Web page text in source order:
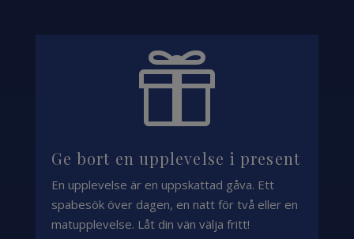

Ge bort en upplevelse i present
En upplevelse är en uppskattad gåva. Ett
spabesök över dagen, en natt för två eller en
matupplevelse. Låt din vän välja fritt!